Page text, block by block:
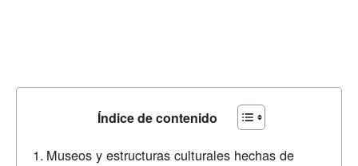
Índice de contenido
Museos y estructuras culturales hechas de